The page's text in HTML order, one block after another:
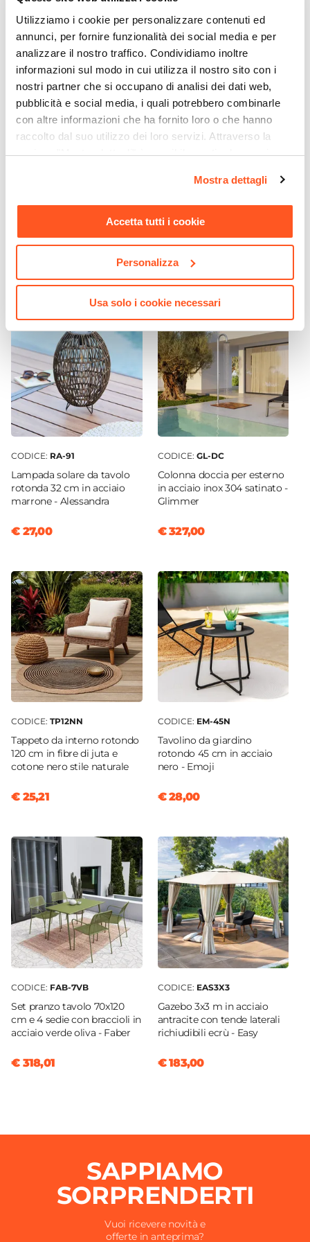
Utilizziamo i cookie per personalizzare contenuti ed
annunci, per fornire funzionalità dei social media e per
analizzare il nostro traffico. Condividiamo inoltre
informazioni sul modo in cui utilizza il nostro sito con i
nostri partner che si occupano di analisi dei dati web,
pubblicità e social media, i quali potrebbero combinarle
con altre informazioni che ha fornito loro o che hanno
raccolto dal suo utilizzo dei loro servizi. Attraverso la
sezione "Mostra dettagli" è possibile gestire le proprie
momento. Per maggiori informazioni si invita a leggere la
nostraCookie Policy.
Mostra dettagli
Accetta tutti i cookie
Personalizza
Usa solo i cookie necessari
Predisposizione
38 cm multiuso in
polietilene crema - Fungho
CODICE:CAL-4BN
in acciaio bianco
200x30x180h cm con
disegno tropicale - Callen
€ 172,00
CODICE: RA-91
Lampada solare da tavolo
rotonda 32 cm in acciaio
marrone - Alessandra
€ 27,00
CODICE: GL-DC
Colonna doccia per esterno
in acciaio inox 304 satinato -
Glimmer
€ 327,00
CODICE: TP12NN
Tappeto da interno rotondo
120 cm in fibre di juta e
cotone nero stile naturale
€ 25,21
CODICE: EM-45N
Tavolino da giardino
rotondo 45 cm in acciaio
nero - Emoji
€ 28,00
CODICE: FAB-7VB
Set pranzo tavolo 70x120
cm e 4 sedie con braccioli in
acciaio verde oliva - Faber
€ 318,01
CODICE: EAS3X3
Gazebo 3x3 m in acciaio
antracite con tende laterali
richiudibili ecrù - Easy
€ 183,00
SAPPIAMO
SORPRENDERTI
Vuoi ricevere novità e
offerte in anteprima?